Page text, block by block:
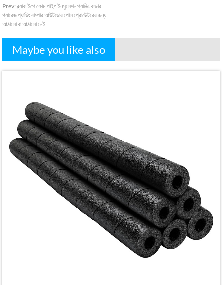
Prev: ব্ল্যাক ইপে ফোম পাইপ ইনসুলেশন প্যাডিং কভার
গ্যারেজ প্যাডিং বাম্পার আউটডোর পোল প্রোটেক্টরের জন্য
আঠালো বা আঠালো নেই
Maybe you like also